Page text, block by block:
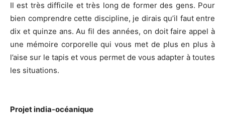
Il est très difficile et très long de former des gens. Pour
bien comprendre cette discipline, je dirais qu’il faut entre
dix et quinze ans. Au fil des années, on doit faire appel à
une mémoire corporelle qui vous met de plus en plus à
l’aise sur le tapis et vous permet de vous adapter à toutes
les situations.
Projet india-océanique